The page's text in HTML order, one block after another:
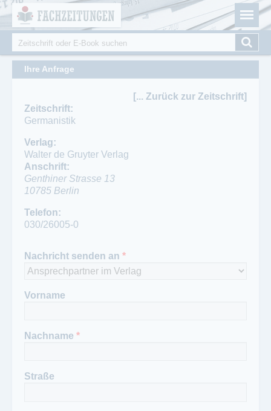
Fachzeitungen.de - Das unabhängige Portal für
Fachmagazine Fachpublikationen & eBooks
Suchformular
Suche
Ihre Anfrage
[... Zurück zur Zeitschrift]
Zeitschrift:
Germanistik
Verlag:
Walter de Gruyter Verlag
Anschrift:
Genthiner Strasse 13
10785 Berlin
Telefon:
030/26005-0
Nachricht senden an *
Vorname
Nachname *
Straße
Cookie-Einstellungen